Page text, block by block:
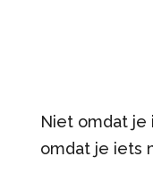
Niet omdat
omdat je iets